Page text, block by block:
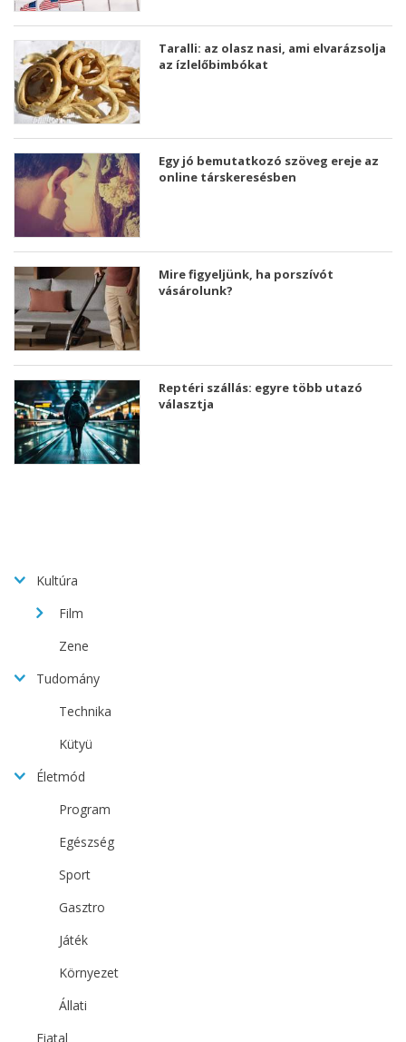
Taralli: az olasz nasi, ami elvarázsolja
az ízlelőbimbókat
Egy jó bemutatkozó szöveg ereje az
online társkeresésben
Mire figyeljünk, ha porszívót
vásárolunk?
Reptéri szállás: egyre több utazó
választja
Kultúra
Film
Zene
Tudomány
Technika
Kütyü
Életmód
Program
Egészség
Sport
Gasztro
Játék
Környezet
Állati
Fiatal